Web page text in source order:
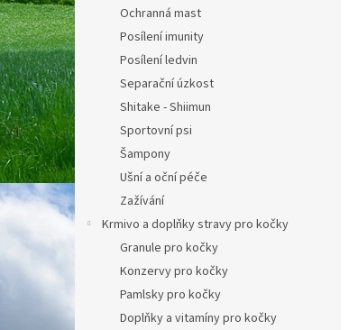
Ochranná mast
Posílení imunity
Posílení ledvin
Separační úzkost
Shitake - Shiimun
Sportovní psi
Šampony
Ušní a oční péče
Zažívání
Krmivo a doplňky stravy pro kočky
Granule pro kočky
Konzervy pro kočky
Pamlsky pro kočky
Doplňky a vitamíny pro kočky